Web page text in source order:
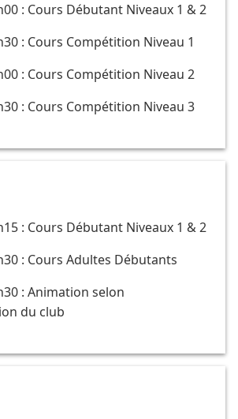
: Cours Débutant Niveaux 1 & 2
: Cours Compétition Niveau 1
: Cours Compétition Niveau 2
: Cours Compétition Niveau 3
: Cours Débutant Niveaux 1 & 2
: Cours Adultes Débutants
: Animation selon
du club